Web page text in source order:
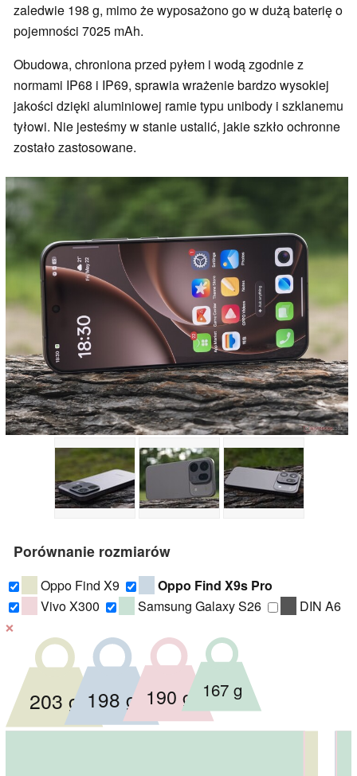
zaledwie 198 g, mimo że wyposażono go w dużą baterię o
pojemności 7025 mAh.
Obudowa, chroniona przed pyłem i wodą zgodnie z
normami IP68 i IP69, sprawia wrażenie bardzo wysokiej
jakości dzięki aluminiowej ramie typu unibody i szklanemu
tyłowi. Nie jesteśmy w stanie ustalić, jakie szkło ochronne
zostało zastosowane.
Porównanie rozmiarów
Oppo Find X9
Oppo Find X9s Pro
Vivo X300
Samsung Galaxy S26 DIN A6
❌
203 g 198 g 190 g 167 g